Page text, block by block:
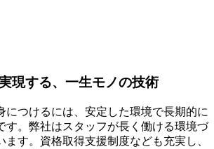
現する、一生モノの技術
につけるには、安定した環境で長期的に
す。弊社はスタッフが長く働ける環境づ
ます。資格取得支援制度なども充実し、